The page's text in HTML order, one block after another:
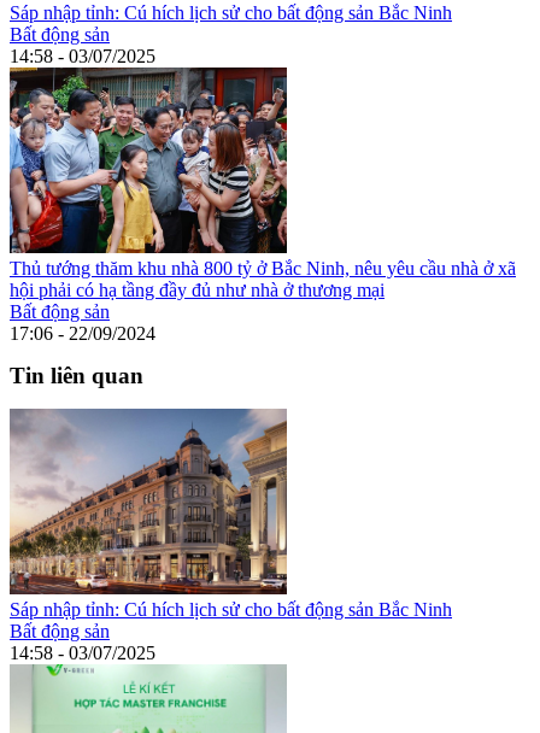
Sáp nhập tỉnh: Cú hích lịch sử cho bất động sản Bắc Ninh
Bất động sản
14:58 - 03/07/2025
Thủ tướng thăm khu nhà 800 tỷ ở Bắc Ninh, nêu yêu cầu nhà ở xã
hội phải có hạ tầng đầy đủ như nhà ở thương mại
Bất động sản
17:06 - 22/09/2024
Tin liên quan
Sáp nhập tỉnh: Cú hích lịch sử cho bất động sản Bắc Ninh
Bất động sản
14:58 - 03/07/2025